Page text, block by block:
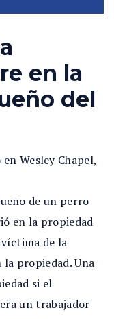
en la
del
de un perro
en la propiedad
de la
propiedad. Una
si el
un trabajador